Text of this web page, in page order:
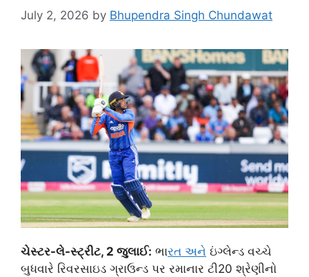
July 2, 2026 by Bhupendra Singh Chundawat
ચેસ્ટર-લે-સ્ટ્રીટ, 2 જુલાઈ: ભારત અન ે ઇંગ્લેન્ડ વચ્ચે
બુધવારે રિવરસાઇડ ગ્રાઉન્ડ પર રમાનાર ટી20 શ્રેણીનો